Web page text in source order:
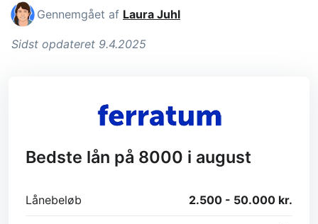
Gennemgået af Laura Juhl
Sidst opdateret 9.4.2025
Bedste lån på 8000 i august
Lånebeløb 2.500 - 50.000 kr.